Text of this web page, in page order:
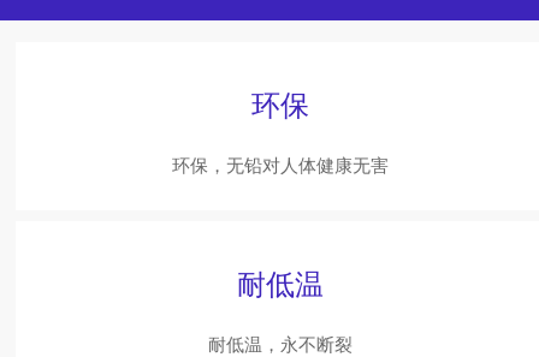
环保
环保，无铅对人体健康无害
耐低温
耐低温，永不断裂